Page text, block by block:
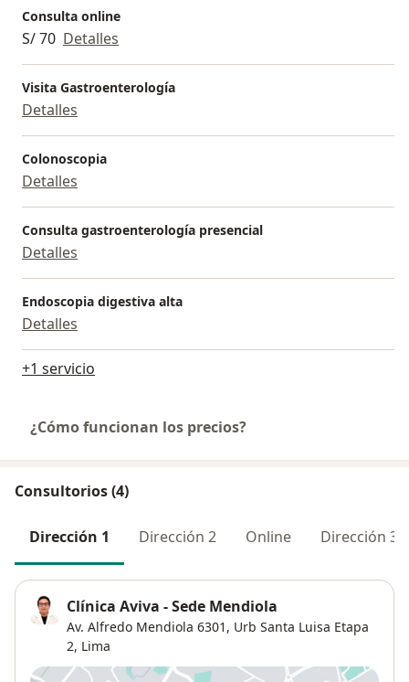
Miembro individual de la sociedad europea de
endoscopia gastrointestinal (ESGE)
Actualmente laborando en Clínica Aviva, AUNA
Bellavista y en Universidad Peruana de Ciencias
Aplicadas (UPC)
Consulta online
S/ 70 Detalles
Visita Gastroenterología
Detalles
Colonoscopia
Detalles
Consulta gastroenterología presencial
Detalles
Endoscopia digestiva alta
Detalles
+1 servicio
¿Cómo funcionan los precios?
Consultorios (4)
Dirección 1 Dirección 2 Online Dirección 3
Clínica Aviva - Sede Mendiola
Av. Alfredo Mendiola 6301, Urb Santa Luisa Etapa
2, Lima